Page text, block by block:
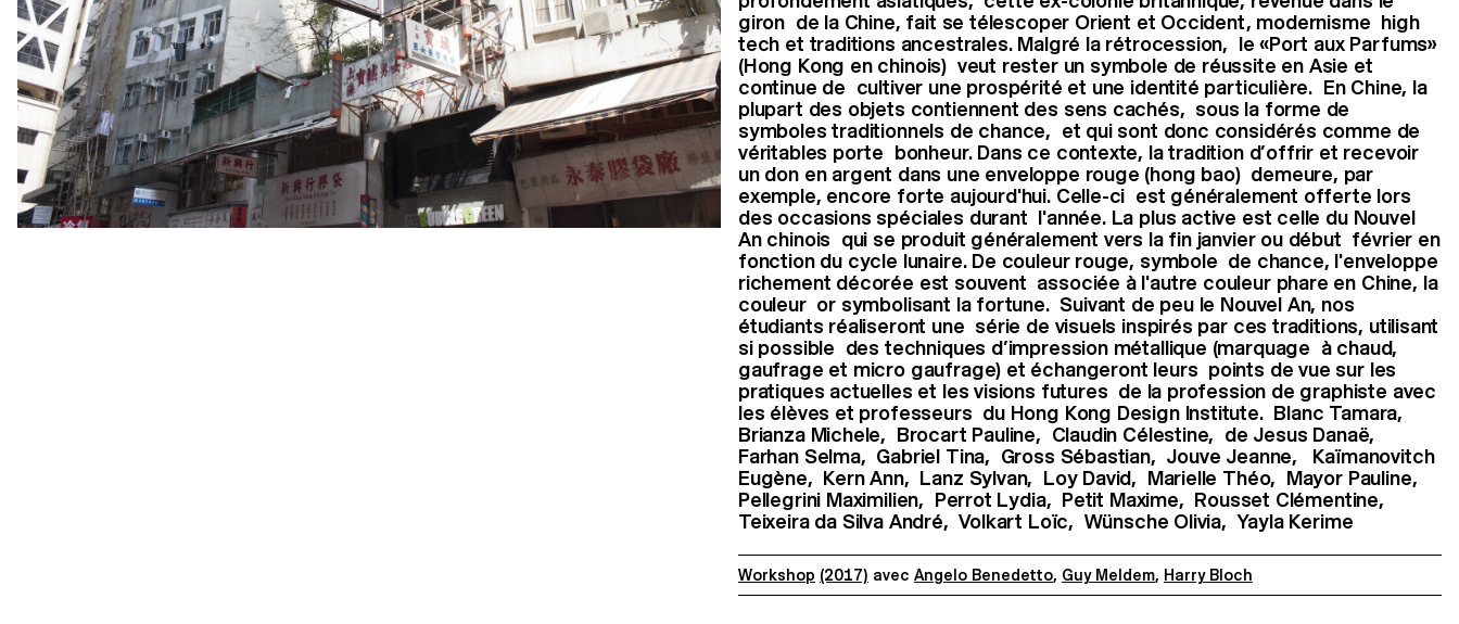
giron de la Chine, fait se télescoper Orient et Occident, modernisme high
tech et traditions ancestrales. Malgré la rétrocession, le «Port aux Parfums»
(Hong Kong en chinois) veut rester un symbole de réussite en Asie et
continue de cultiver une prospérité et une identité particulière. En Chine, la
plupart des objets contiennent des sens cachés, sous la forme de
symboles traditionnels de chance, et qui sont donc considérés comme de
véritables porte bonheur. Dans ce contexte, la tradition d’offrir et recevoir
un don en argent dans une enveloppe rouge (hong bao) demeure, par
exemple, encore forte aujourd'hui. Celle-ci est généralement offerte lors
des occasions spéciales durant l'année. La plus active est celle du Nouvel
An chinois qui se produit généralement vers la fin janvier ou début février en
fonction du cycle lunaire. De couleur rouge, symbole de chance, l'enveloppe
richement décorée est souvent associée à l'autre couleur phare en Chine, la
couleur or symbolisant la fortune. Suivant de peu le Nouvel An, nos
étudiants réaliseront une série de visuels inspirés par ces traditions, utilisant
si possible des techniques d’impression métallique (marquage à chaud,
gaufrage et micro gaufrage) et échangeront leurs points de vue sur les
pratiques actuelles et les visions futures de la profession de graphiste avec
les élèves et professeurs du Hong Kong Design Institute. Blanc Tamara,
Brianza Michele, Brocart Pauline, Claudin Célestine, de Jesus Danaë,
Farhan Selma, Gabriel Tina, Gross Sébastian, Jouve Jeanne, Kaïmanovitch
Eugène, Kern Ann, Lanz Sylvan, Loy David, Marielle Théo, Mayor Pauline,
Pellegrini Maximilien, Perrot Lydia, Petit Maxime, Rousset Clémentine,
Teixeira da Silva André, Volkart Loïc, Wünsche Olivia, Yayla Kerime
Workshop (2017) avec Angelo Benedetto, Guy Meldem, Harry Bloch